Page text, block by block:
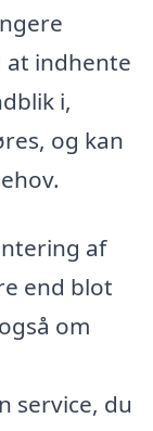
at indhente
i,
og kan
af
end blot
om
service, du